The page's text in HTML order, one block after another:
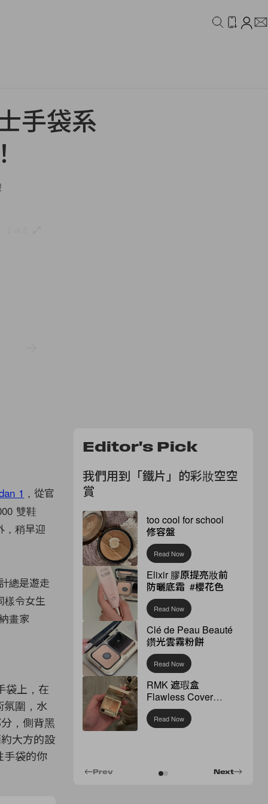
手袋系
1 ，從官
雙鞋
，稍早迎
總是遊走
樣令女生
畫家
袋上，在
氛圍，水
，側背黑
大方的設
手袋的你
Editor's Pick
我們用到「鐵片」的彩妝空空
賞
too cool for school
修容盤
Read Now
Elixir 膠原提亮妝前
防曬底霜 #櫻花色
Read Now
Clé de Peau Beauté
鑽光雲霧粉餅
Read Now
RMK 遮瑕盒
Flawless Cover
Concealer
Read Now
Next
Prev